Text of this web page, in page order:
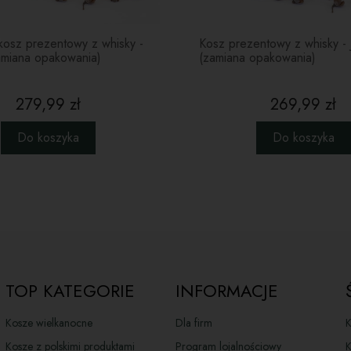
prezentowy z whisky -
opakowania)
279,99 zł
Do koszyka
Kosz prezentowy z whisky -
(zamiana opakowania)
269,99 zł
Do koszyka
TOP KATEGORIE
Kosze wielkanocne
Kosze z polskimi produktami
INFORMACJE
Dla firm
Program lojalnościowy